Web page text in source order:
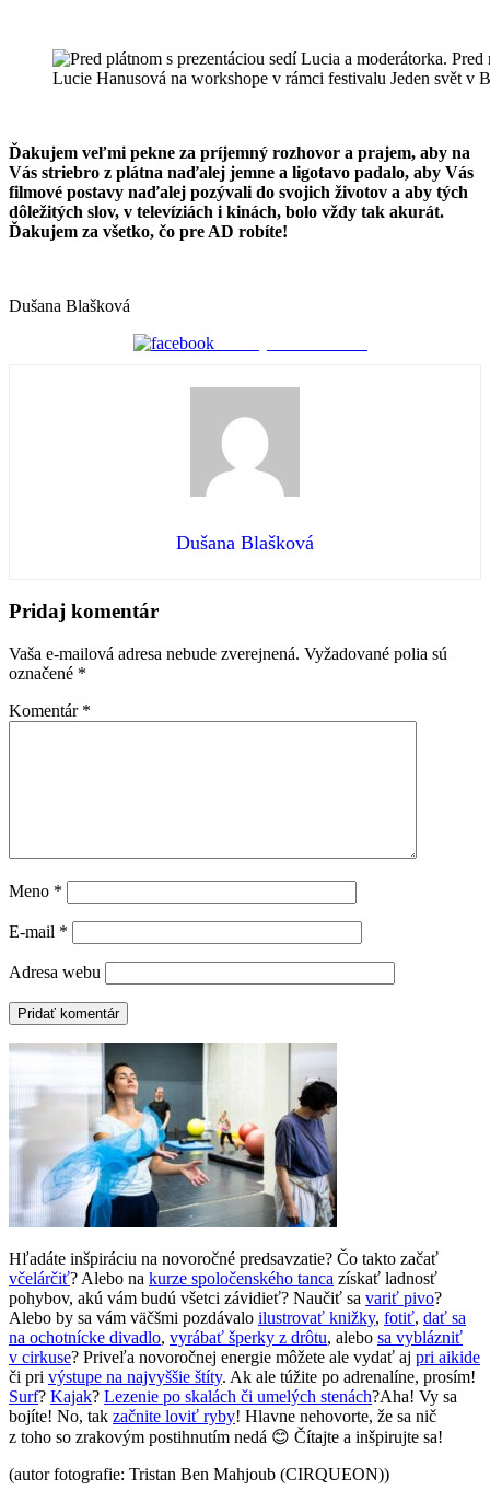
Lucie Hanusová na workshope v rámci festivalu Jeden svět v
Ďakujem veľmi pekne za príjemný rozhovor a prajem, aby na
Vás striebro z plátna naďalej jemne a ligotavo padalo, aby Vás
filmové postavy naďalej pozývali do svojich životov a aby tých
dôležitých slov, v televíziách i kinách, bolo vždy tak akurát.
Ďakujem za všetko, čo pre AD robíte!
Dušana Blašková
Dušana Blašková
späť
hlavnú
navigáciu
Pridaj komentár
Vaša e-mailová adresa nebude zverejnená. Vyžadované polia sú
označené *
Komentár *
Meno *
E-mail *
Adresa webu
Hľadáte inšpiráciu na novoročné predsavzatie? Čo takto začať
včelárčiť? Alebo na kurze spoločenského tanca získať ladnosť
pohybov, akú vám budú všetci závidieť? Naučiť sa variť pivo?
Alebo by sa vám väčšmi pozdávalo ilustrovať knižky, fotiť, dať sa
na ochotnícke divadlo, vyrábať šperky z drôtu, alebo sa vyblázniť
v cirkuse? Priveľa novoročnej energie môžete ale vydať aj pri aikide
či pri výstupe na najvyššie štíty. Ak ale túžite po adrenalíne, prosím!
Surf? Kajak? Lezenie po skalách či umelých stenách?Aha! Vy sa
bojíte! No, tak začnite loviť ryby! Hlavne nehovorte, že sa nič
z toho so zrakovým postihnutím nedá 😊 Čítajte a inšpirujte sa!
(autor fotografie: Tristan Ben Mahjoub (CIRQUEON))